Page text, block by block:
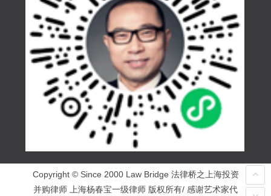
Copyright © Since 2000 Law Bridge 法律桥之上海投资
并购律师 上海杨春宝一级律师 版权所有/ 感谢艺术家代